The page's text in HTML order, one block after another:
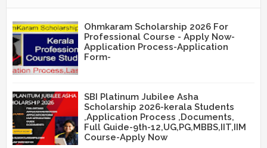
Ohmkaram Scholarship 2026 For
Professional Course - Apply Now-
Application Process-Application
Form-
SBI Platinum Jubilee Asha
Scholarship 2026-kerala Students
,Application Process ,Documents,
Full Guide-9th-12,UG,PG,MBBS,IIT,IIM
Course-Apply Now